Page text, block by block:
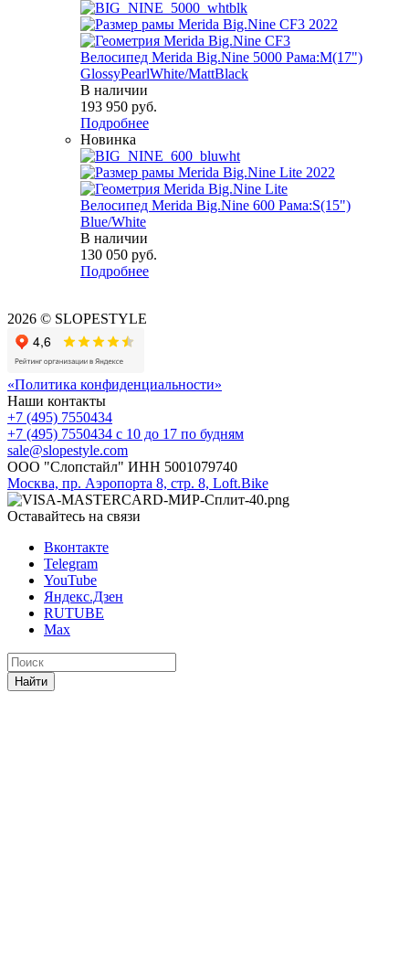
Велосипед Merida Big.Nine 5000 Рама:M(17")
GlossyPearlWhite/MattBlack
В наличии
193 950 руб.
Подробнее
Новинка
Велосипед Merida Big.Nine 600 Рама:S(15")
Blue/White
В наличии
130 050 руб.
Подробнее
2026 © SLOPESTYLE
«Политика конфиденциальности»
Наши контакты
+7 (495) 7550434
+7 (495) 7550434 с 10 до 17 по будням
sale@slopestyle.com
ООО "Слопстайл" ИНН 5001079740
Москва, пр. Аэропорта 8, стр. 8, Loft.Bike
Оставайтесь на связи
Вконтакте
Telegram
YouTube
Яндекс.Дзен
RUTUBE
Max
Найти